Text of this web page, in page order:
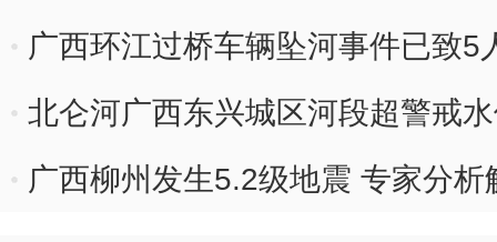
广西环江过桥车辆坠河事件已致5
北仑河广西东兴城区河段超警戒
广西柳州发生5.2级地震 专家分析